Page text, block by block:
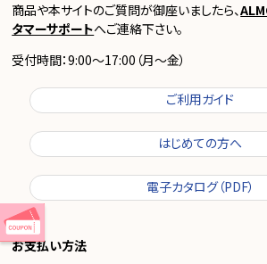
商品や本サイトのご質問が御座いましたら、
タマーサポートへご連絡下さい。
受付時間：9:00～17:00（月～金）
ご利用ガイド
はじめての方へ
電子カタログ（PDF）
お支払い方法